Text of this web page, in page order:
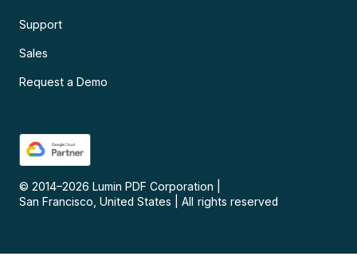
Support
Sales
Request a Demo
© 2014–2026 Lumin PDF Corporation
San Francisco, United States
All rights reserved